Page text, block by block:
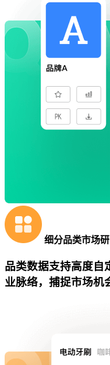
细分品类市场
品类数据支持高度自
业脉络，捕捉市场机